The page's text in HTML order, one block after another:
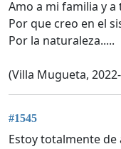
Amo a mi familia y
Por que creo en el
Por la naturaleza.....
(Villa Mugueta,
#1545
Estoy totalmente